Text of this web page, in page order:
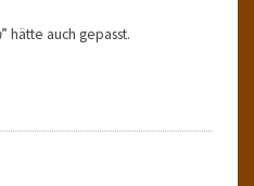
” hätte auch gepasst.